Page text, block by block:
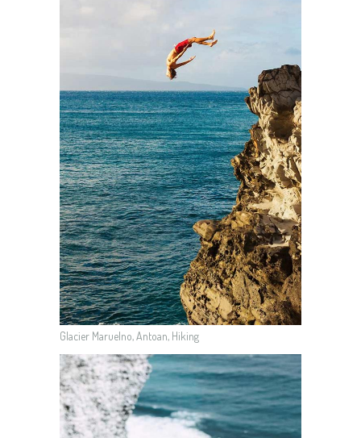
Glacier Maruelno, Antoan, Hiking